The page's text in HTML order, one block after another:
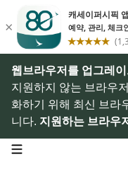
웹브라우저를 업그레
지원하지 않는 브라우
화하기 위해 최신 브라
니다. 지원하는 브라우
open navigation menu